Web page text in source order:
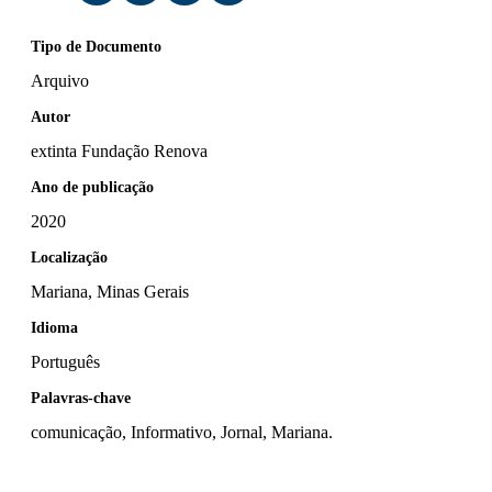
Tipo de Documento
Arquivo
Autor
extinta Fundação Renova
Ano de publicação
2020
Localização
Mariana, Minas Gerais
Idioma
Português
Palavras-chave
comunicação, Informativo, Jornal, Mariana.